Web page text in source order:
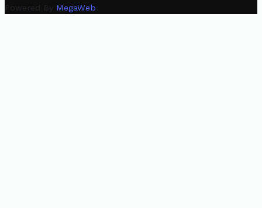
Powered By MegaWeb